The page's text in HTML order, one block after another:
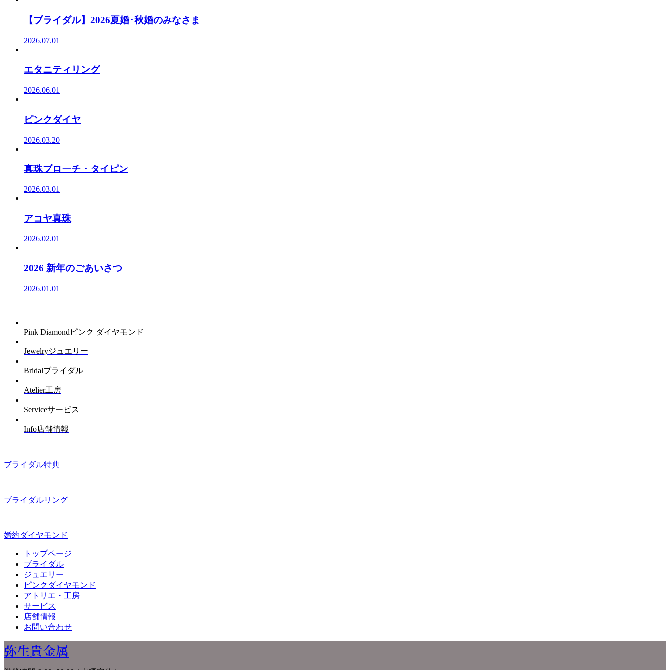
【ブライダル】2026夏婚･秋婚のみなさま
2026.07.01
エタニティリング
2026.06.01
ピンクダイヤ
2026.03.20
真珠ブローチ・タイピン
2026.03.01
アコヤ真珠
2026.02.01
2026 新年のごあいさつ
2026.01.01
Pink Diamond ピンク ダイヤモンド
Jewelryジュエリー
Bridalブライダル
Atelier工房
Serviceサービス
Info店舗情報
ブライダル特典
ブライダルリング
婚約ダイヤモンド
トップページ
ブライダル
ジュエリー
ピンクダイヤモンド
アトリエ・工房
サービス
店舗情報
お問い合わせ
弥生貴金属